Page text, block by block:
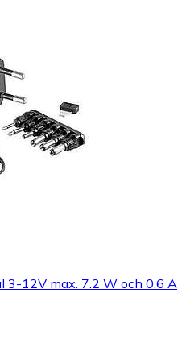
3-12V max. 7.2 W och 0.6 A